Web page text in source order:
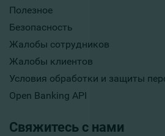
Полезное
Безопасность
Жалобы сотрудников
Жалобы клиентов
Условия обработки и защиты
Open Banking API
Свяжитесь с нами